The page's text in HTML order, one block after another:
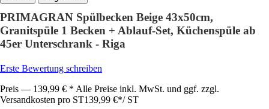
PRIMAGRAN Spülbecken Beige 43x50cm,
Granitspüle 1 Becken + Ablauf-Set, Küchenspüle ab
45er Unterschrank - Riga
Erste Bewertung schreiben
Preis — 139,99 € * Alle Preise inkl. MwSt. und ggf. zzgl.
Versandkosten pro ST139,99 €*/ ST